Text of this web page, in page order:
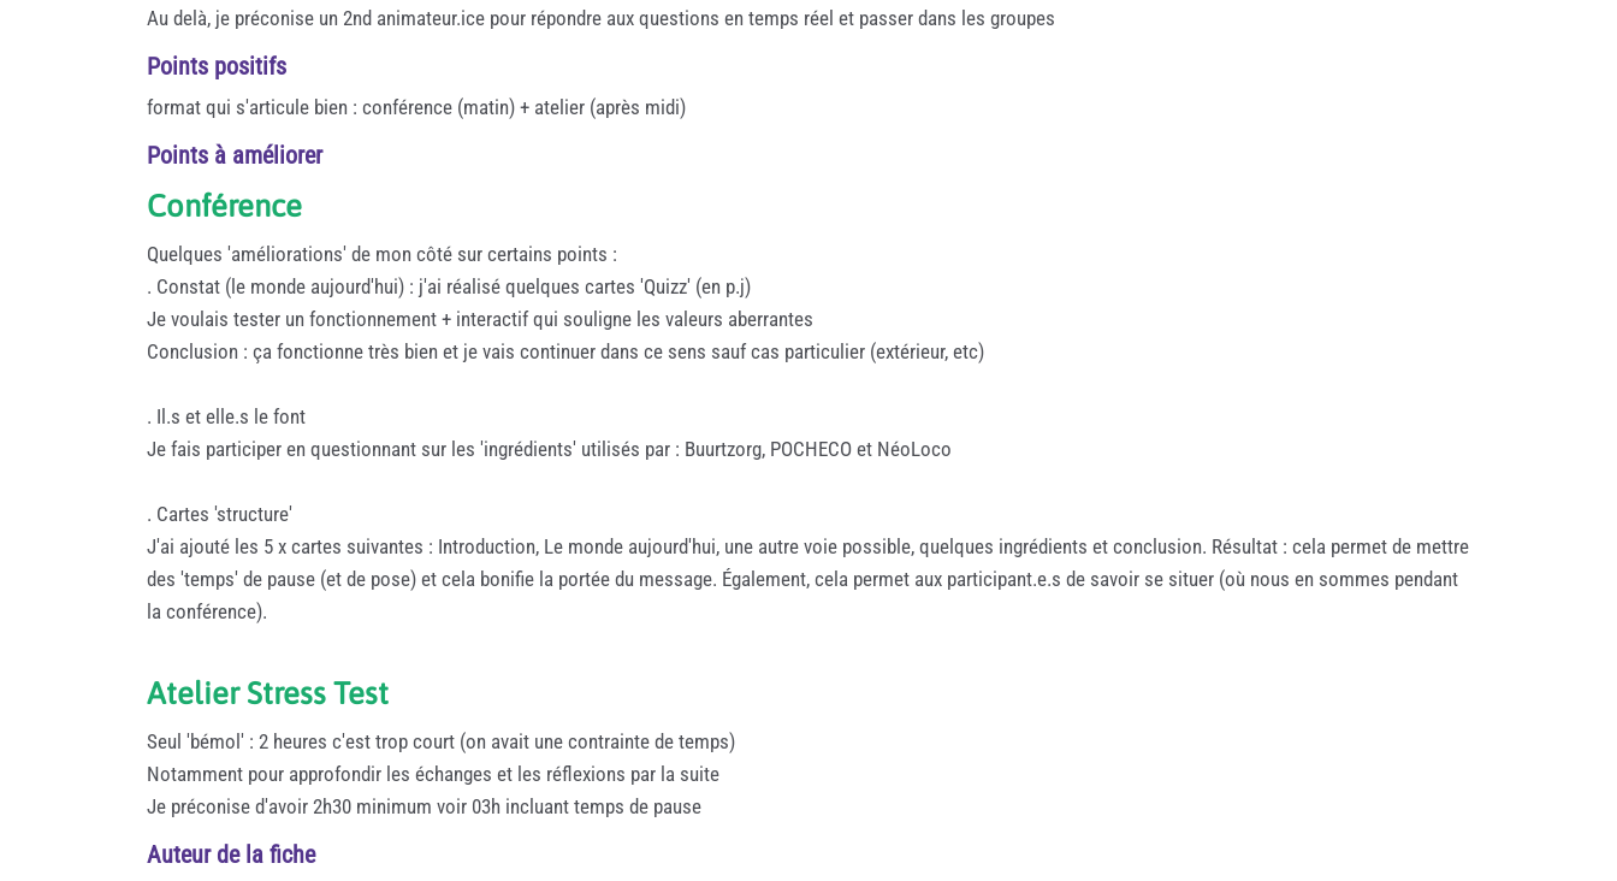
Au delà, je préconise un 2nd animateur.ice pour répondre aux questions en temps réel et passer dans les groupes
Points positifs
format qui s'articule bien : conférence (matin) + atelier (après midi)
Points à améliorer
Conférence
Quelques 'améliorations' de mon côté sur certains points :
. Constat (le monde aujourd'hui) : j'ai réalisé quelques cartes 'Quizz' (en p.j)
Je voulais tester un fonctionnement + interactif qui souligne les valeurs aberrantes
Conclusion : ça fonctionne très bien et je vais continuer dans ce sens sauf cas particulier (extérieur, etc)
. Il.s et elle.s le font
Je fais participer en questionnant sur les 'ingrédients' utilisés par : Buurtzorg, POCHECO et NéoLoco
. Cartes 'structure'
J'ai ajouté les 5 x cartes suivantes : Introduction, Le monde aujourd'hui, une autre voie possible, quelques ingrédients et conclusion. Résultat : cela permet de mettre
des 'temps' de pause (et de pose) et cela bonifie la portée du message. Également, cela permet aux participant.e.s de savoir se situer (où nous en sommes pendant
la conférence).
Atelier Stress Test
Seul 'bémol' : 2 heures c'est trop court (on avait une contrainte de temps)
Notamment pour approfondir les échanges et les réflexions par la suite
Je préconise d'avoir 2h30 minimum voir 03h incluant temps de pause
Auteur de la fiche